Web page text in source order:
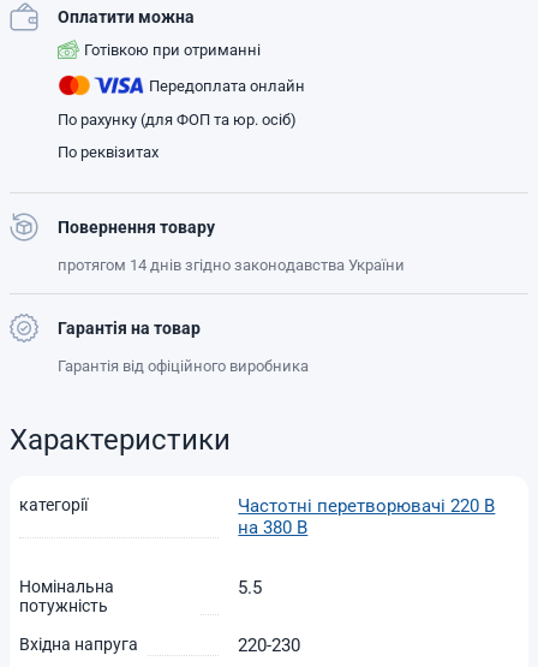
Оплатити можна
Готівкою при отриманні
Передоплата онлайн
По рахунку (для ФОП та юр. осіб)
По реквізитах
Повернення товару
протягом 14 днів згідно законодавства України
Гарантія на товар
Гарантія від офіційного виробника
Характеристики
категорії
Частотні перетворювачі 220 В
на 380 В
Номінальна
потужність
5.5
Вхідна напруга 220-230